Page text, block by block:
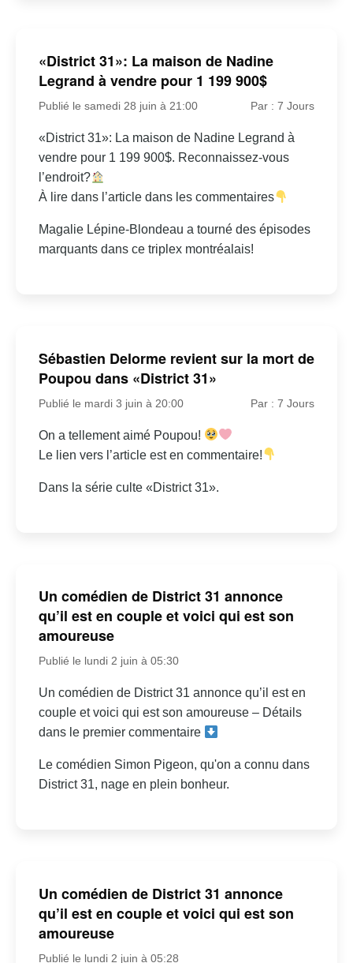
«District 31»: La maison de Nadine
Legrand à vendre pour 1 199 900$
Publié le samedi 28 juin à 21:00 Par : 7 Jours
«District 31»: La maison de Nadine Legrand à
vendre pour 1 199 900$. Reconnaissez-vous
l’endroit?
À lire dans l’article dans les commentaires
Magalie Lépine-Blondeau a tourné des épisodes
marquants dans ce triplex montréalais!
Sébastien Delorme revient sur la mort de
Poupou dans «District 31»
Publié le mardi 3 juin à 20:00 Par : 7 Jours
On a tellement aimé Poupou!
Le lien vers l’article est en commentaire!
Dans la série culte «District 31».
Un comédien de District 31 annonce
qu’il est en couple et voici qui est son
amoureuse
Publié le lundi 2 juin à 05:30
Un comédien de District 31 annonce qu’il est en
couple et voici qui est son amoureuse – Détails
dans le premier commentaire
Le comédien Simon Pigeon, qu'on a connu dans
District 31, nage en plein bonheur.
Un comédien de District 31 annonce
qu’il est en couple et voici qui est son
amoureuse
Publié le lundi 2 juin à 05:28